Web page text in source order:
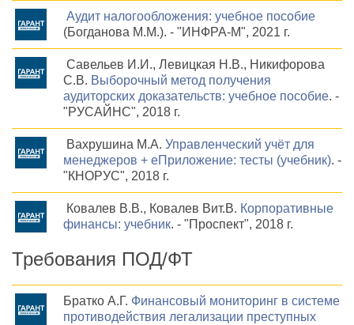
Аудит налогообложения: учебное пособие
(Богданова М.М.). - "ИНФРА-М", 2021 г.
Савельев И.И., Левицкая Н.В., Никифорова
С.В. Выборочный метод получения
аудиторских доказательств: учебное пособие. -
"РУСАЙНС", 2018 г.
Вахрушина М.А. Управленческий учёт для
менеджеров + еПриложение: тесты (учебник). -
"КНОРУС", 2018 г.
Ковалев В.В., Ковалев Вит.В. Корпоративные
финансы: учебник. - "Проспект", 2018 г.
Требования ПОД/ФТ
Братко А.Г. Финансовый мониторинг в системе
противодействия легализации преступных